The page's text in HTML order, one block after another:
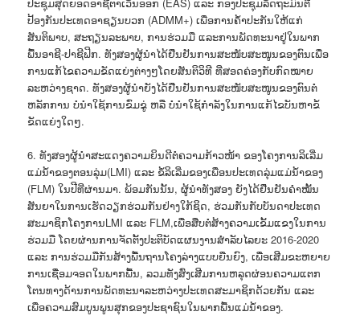
ປ້ອງກັນປະເທດອາຊຽນບວກ (ADMM+) ເພື່ອການຄໍ້າປະກັນໃຫ້ແກ່
ສັນຕິພາບ, ສະຖຽນລະພາບ, ການຮ່ວມມື ແລະການພັດທະນາຢູ່ໃນພາກ
ພື້ນອາຊີ-ປາຊີຟິກ. ທັງສອງຜູ້ນຳໄດ້ຢືນຢັນການສະໜັບສະໜູນຂອງຕົນເພື່ອ
ການແກ້ໄຂຄວາມຂັດແຍ່ງຕ່າງໆໂດຍສັນຕິວິທີ ທີ່ສອດຄ່ອງກັບກົດໝາຍ
ລະຫວ່າງຊາດ. ທັງສອງຜູ້ນຳຍັງໄດ້ຢືນຢັນການສະໜັບສະໜູນຂອງຕົນຕໍ່
ຫລັກການ ບໍ່ນຳໃຊ້ການຂົ່ມຂູ່ ຫລື ບໍ່ນຳໃຊ້ກຳລັງໃນການແກ້ໄຂບັນຫາຂໍ້
ຂັດແຍ່ງໃດໆ.
6. ທັງສອງຜູ້ນຳສະແດງຄວາມຍິນດີຕໍ່ຄວາມກ້າວໜ້າ ຂອງໂຄງການລິເລີ່ມ
ແມ່ນ້ຳຂອງຕອນລຸ່ມ(LMI) ແລະ ຂໍ້ລິເລີ່ມຂອງເພື່ອນປະເທດລຸ່ມແມ່ນໍ້າຂອງ
(FLM) ໃນປີທີ່ຜ່ານມາ. ພ້ອມກັນນັ້ນ, ຜູ້ນໍາທັງສອງ ຍັງໄດ້ຢືນຢັນຄໍາໝັ້ນ
ສັນຍາໃນການເຮັດວຽກຮ່ວມກັນຢ່າງໃກ້ຊິດ, ຮ່ວມກັນກັບບັນດາປະເທດ
ສະມາຊິກໂຄງການLMI ແລະ FLM,ເພື່ອສືບຕໍ່ສ້າງຄວາມເຂັ້ມແຂງໃນການ
ຮ່ວມມື ໂດຍຜ່ານການຈັດຕັ້ງປະຕິບັດແຜນງານສຳລັບໄລຍະ 2016-2020
ແລະ ການຮ່ວມມືກັນສ້າງພື້ນຖານໂຄງລ່າງແບບຍືນຍົງ, ເພື່ອເສີມຂະຫຍາຍ
ການເຊື່ອມຈອດໃນພາກພື້ນ, ລວມທັງສົ່ງເສີມການຫລຸດຜ່ອນຄວາມແຕກ
ໂຕນທາງດ້ານການພັດທະນາລະຫວ່າງປະເທດສະມາຊິກດ້ວຍກັນ ແລະ
ເພື່ອຄວາມສົມບູນພູນສຸກຂອງປະຊາຊົນໃນພາກພື້ນແມ່ນໍ້າຂອງ.